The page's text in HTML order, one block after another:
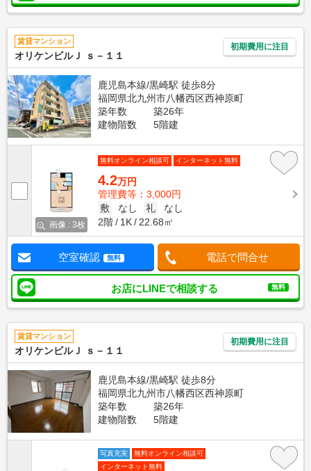
賃貸マンション
オリケンビルＪ ｓ－１１
初期費用に注目
鹿児島本線/黒崎駅 徒歩8分
福岡県北九州市八幡西区西神原町
築年数
築26年
建物階数
5階建
画像 : 3枚
無料オンライン相談可 インターネット無料
4.2万円
管理費等：3,000円
敷
なし 礼
なし
2階
1K 22.68㎡
空室確認 無料 電話で問合せ
お店にLINEで相談する 無料
賃貸マンション
オリケンビルＪ ｓ－１１
初期費用に注目
鹿児島本線/黒崎駅 徒歩8分
福岡県北九州市八幡西区西神原町
築年数
築26年
建物階数
5階建
写真充実
無料オンライン相談可
インターネット無料